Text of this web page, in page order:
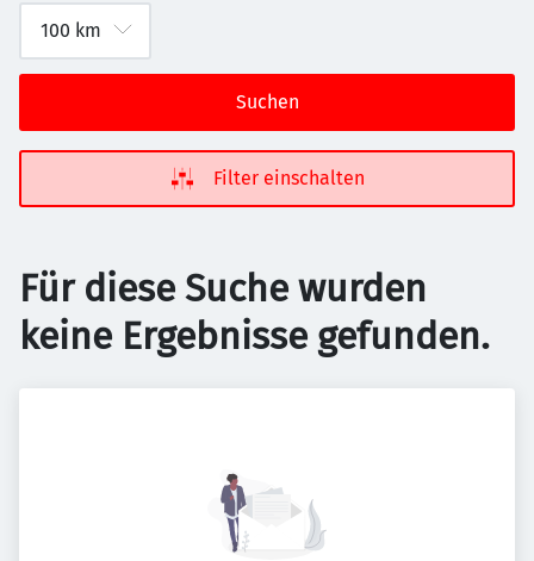
Suchen
Filter einschalten
Für diese Suche wurden
keine Ergebnisse gefunden.